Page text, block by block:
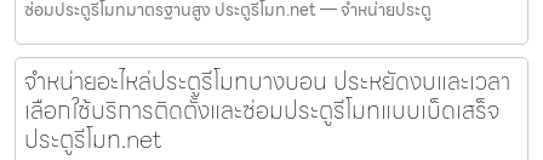
ซ่อมประตูรีโมทมาตรฐานสูง ประตูรีโมท.net — จำหน่ายประตู
จำหน่ายอะไหล่ประตูรีโมทบางบอน ประหยัดงบและเวลา
เลือกใช้บริการติดตั้งและซ่อมประตูรีโมทแบบเบ็ดเสร็จ
ประตูรีโมท.net